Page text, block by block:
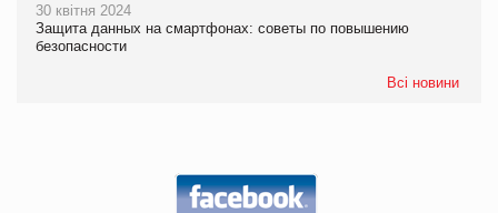
30 квітня 2024
Защита данных на смартфонах: советы по повышению
безопасности
Всі новини